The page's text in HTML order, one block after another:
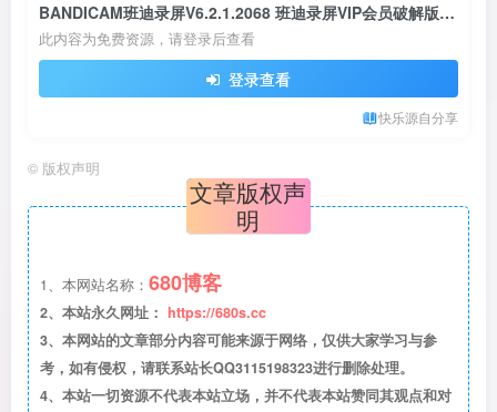
BANDICAM班迪录屏V6.2.1.2068 班迪录屏VIP会员破解版下载
此内容为免费资源，请登录后查看
登录查看
快乐源自分享
© 版权声明
文章版权声
明
1、本网站名称： 680博客
2、本站永久网址： https://680s.cc
3、本网站的文章部分内容可能来源于网络，仅供大家学习与参
考，如有侵权，请联系站长QQ3115198323进行删除处理。
4、本站一切资源不代表本站立场，并不代表本站赞同其观点和对